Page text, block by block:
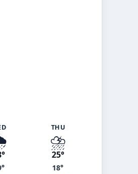
THU
⛈️
25°
18°